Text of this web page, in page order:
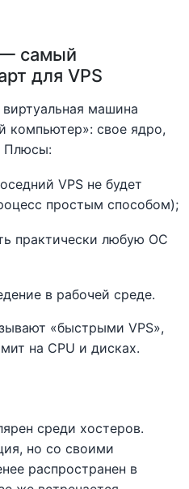
— самый
для VPS
машина
компьютер»: свое ядро,
Плюсы:
VPS не будет
простым способом);
практически любую ОС
в рабочей среде.
«быстрыми VPS»,
на CPU и дисках.
среди хостеров.
но со своими
распространен в